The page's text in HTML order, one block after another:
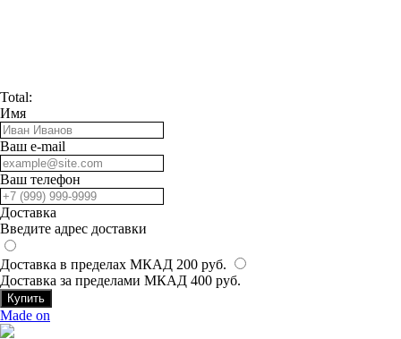
Total:
Имя
Ваш e-mail
Ваш телефон
Доставка
Введите адрес доставки
Доставка в пределах МКАД 200 руб.
Доставка за пределами МКАД 400 руб.
Купить
Made on